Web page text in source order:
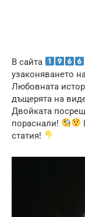
В сайта
узаконяването
Любовната
дъщерята на
Двойката
пораснали!
статия!